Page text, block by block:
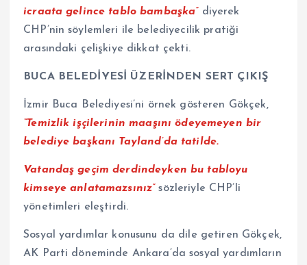
icraata gelince tablo bambaşka” diyerek
CHP’nin söylemleri ile belediyecilik pratiği
arasındaki çelişkiye dikkat çekti.
BUCA BELEDİYESİ ÜZERİNDEN SERT ÇIKIŞ
İzmir Buca Belediyesi’ni örnek gösteren Gökçek,
“Temizlik işçilerinin maaşını ödeyemeyen bir
belediye başkanı Tayland’da tatilde.
Vatandaş geçim derdindeyken bu tabloyu
kimseye anlatamazsınız”sözleriyle CHP’li
yönetimleri eleştirdi.
Sosyal yardımlar konusunu da dile getiren Gökçek,
AK Parti döneminde Ankara’da sosyal yardımların